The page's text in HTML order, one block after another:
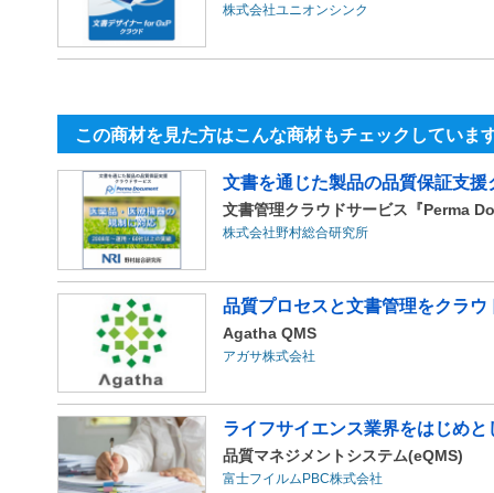
株式会社ユニオンシンク
この商材を見た方はこんな商材もチェックしていま
文書を通じた製品の品質保証支援
文書管理クラウドサービス『Perma
株式会社野村総合研究所
品質プロセスと文書管理をクラ
Agatha QMS
アガサ株式会社
ライフサイエンス業界をはじめ
品質マネジメントシステム(eQMS)
富士フイルムPBC株式会社